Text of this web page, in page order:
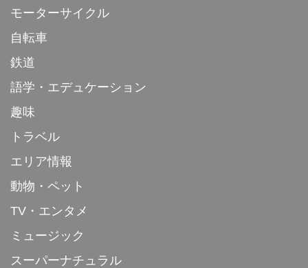
モーターサイクル
自転車
鉄道
語学・エデュケーション
趣味
トラベル
エリア情報
動物・ペット
TV・エンタメ
ミュージック
スーパーナチュラル